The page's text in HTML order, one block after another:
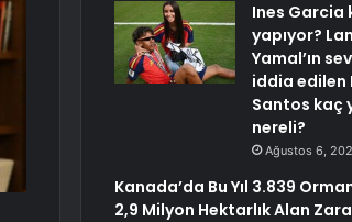
Ines Garcia
yapıyor?
Yamal’ın
iddia edilen
Santos kaç
nereli?
Ağustos 6,
Kanada’da Bu Yıl 3.839
2,9 Milyon Hektarlık Alan